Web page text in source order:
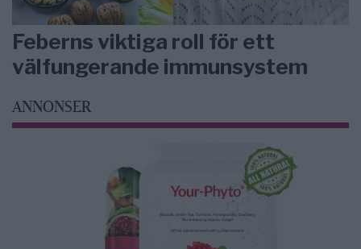
Feberns viktiga roll för ett
välfungerande immunsystem
ANNONSER